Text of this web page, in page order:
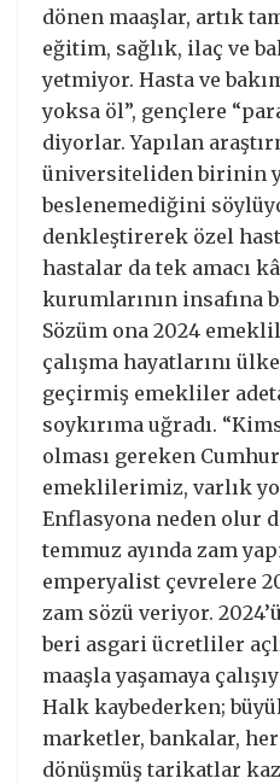
dönen maaşlar, artık
eğitim, sağlık, ilaç ve
yetmiyor. Hasta ve
yoksa öl”, gençlere
diyorlar. Yapılan
üniversiteliden birinin
beslenemediğini
denkleştirerek özel
hastalar da tek amacı
kurumlarının insafına
Sözüm ona 2024
çalışma hayatlarını
geçirmiş emekliler
soykırıma uğradı.
olması gereken
emeklilerimiz, varlık
Enflasyona neden olur
temmuz ayında zam
emperyalist çevrelere
zam sözü veriyor.
beri asgari ücretliler
maaşla yaşamaya
Halk kaybederken;
marketler, bankalar,
dönüşmüş tarikatlar